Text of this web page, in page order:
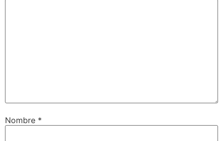
Nombre *